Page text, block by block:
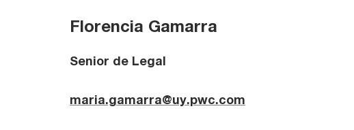
Florencia Gamarra
Senior de Legal
maria.gamarra@uy.pwc.com